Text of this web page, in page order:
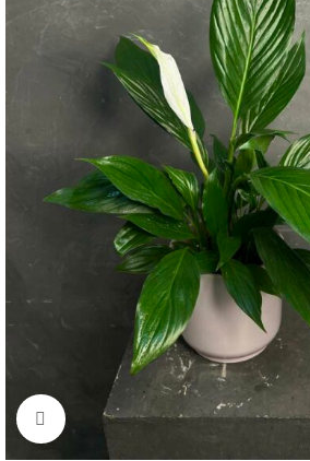
Нажмите, чтобы увеличить изображение